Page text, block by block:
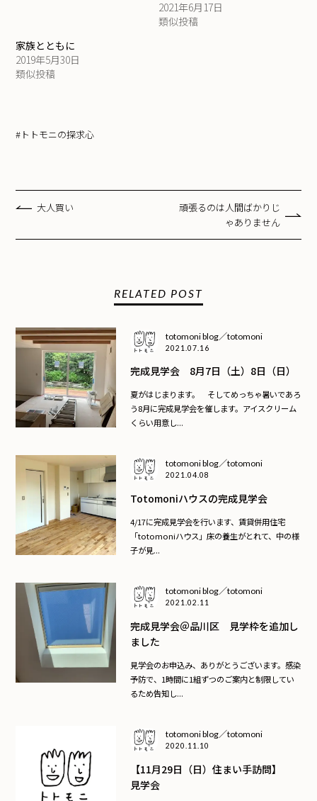
2021年6月17日
類似投稿
家族とともに
2019年5月30日
類似投稿
#トトモニの探求心
大人買い
頑張るのは人間ばかりじ
ゃありません
RELATED POST
totomoni blog／totomoni
2021.07.16
完成見学会 8月7日（土）8日（日）
夏がはじまります。 そしてめっちゃ暑いであろ
う8月に完成見学会を催します。アイスクリーム
くらい用意し...
totomoni blog／totomoni
2021.04.08
Totomoniハウスの完成見学会
4/17に完成見学会を行います、賃貸併用住宅
「totomoniハウス」床の養生がとれて、中の様
子が見...
totomoni blog／totomoni
2021.02.11
完成見学会＠品川区 見学枠を追加し
ました
見学会のお申込み、ありがとうございます。感染
予防で、1時間に1組ずつのご案内と制限してい
るため告知し...
totomoni blog／totomoni
2020.11.10
【11月29日（日）住まい手訪問】
見学会